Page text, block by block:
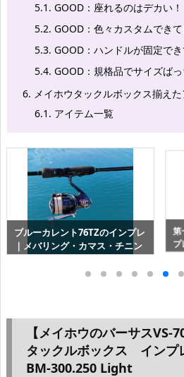
5.1. GOOD：座れるのはデカい！
5.2. GOOD：色々カスタムできて
5.3. GOOD：ハンドルが固定でき
5.4. GOOD：規格品でサイズばっ
6. メイホウタックルボックス揃え
6.1. アイテム一覧
タテカケ君で釣り竿の傷を予防
する｜インプレ口コミレビュー
（DAIWA）
【メイホウのバーサスVS-
タックルボックス イン
BM-300.250 Light